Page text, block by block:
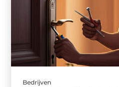
Bedrijven